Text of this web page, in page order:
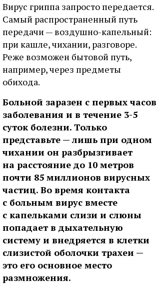
Вирус гриппа запросто передается.
Самый распространенный путь
передачи — воздушно-капельный:
при кашле, чихании, разговоре.
Реже возможен бытовой путь,
например, через предметы
обихода.
Больной заразен с первых часов
заболевания и в течение 3-5
суток болезни. Только
представьте — лишь при одном
чихании он разбрызгивает
на расстояние до 10 метров
почти 85 миллионов вирусных
частиц. Во время контакта
с больным вирус вместе
с капельками слизи и слюны
попадает в дыхательную
систему и внедряется в клетки
слизистой оболочки трахеи —
это его основное место
размножения.